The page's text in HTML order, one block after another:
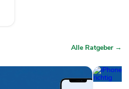
Alle Ratgeber →